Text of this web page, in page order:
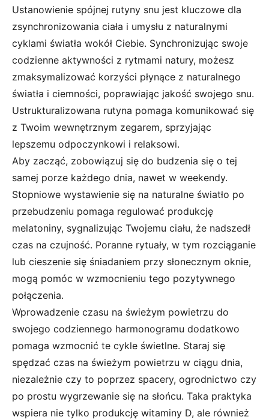
Ustanowienie spójnej rutyny snu jest kluczowe dla
zsynchronizowania ciała i umysłu z naturalnymi
cyklami światła wokół Ciebie. Synchronizując swoje
codzienne aktywności z rytmami natury, możesz
zmaksymalizować korzyści płynące z naturalnego
światła i ciemności, poprawiając jakość swojego snu.
Ustrukturalizowana rutyna pomaga komunikować się
z Twoim wewnętrznym zegarem, sprzyjając
lepszemu odpoczynkowi i relaksowi.
Aby zacząć, zobowiązuj się do budzenia się o tej
samej porze każdego dnia, nawet w weekendy.
Stopniowe wystawienie się na naturalne światło po
przebudzeniu pomaga regulować produkcję
melatoniny, sygnalizując Twojemu ciału, że nadszedł
czas na czujność. Poranne rytuały, w tym rozciąganie
lub cieszenie się śniadaniem przy słonecznym oknie,
mogą pomóc w wzmocnieniu tego pozytywnego
połączenia.
Wprowadzenie czasu na świeżym powietrzu do
swojego codziennego harmonogramu dodatkowo
pomaga wzmocnić te cykle świetlne. Staraj się
spędzać czas na świeżym powietrzu w ciągu dnia,
niezależnie czy to poprzez spacery, ogrodnictwo czy
po prostu wygrzewanie się na słońcu. Taka praktyka
wspiera nie tylko produkcję witaminy D, ale również